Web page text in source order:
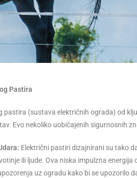
Pastira
pastira (sustava električnih ograda) od
Evo nekoliko uobičajenih sigurnosnih
Električni pastiri dizajnirani su tako
ili ljude. Ova niska impulzna
uz ogradu kako bi se upozorilo